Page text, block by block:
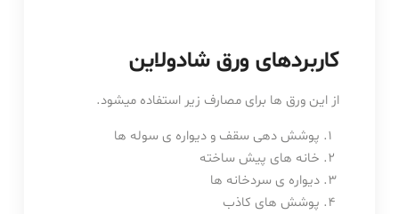
کاربردهای ورق شادولاین
از این ورق ها برای مصارف زیر استفاده میشود.
پوشش دهی سقف و دیواره ی سوله ها
خانه های پیش ساخته
دیواره ی سردخانه ها
پوشش های کاذب